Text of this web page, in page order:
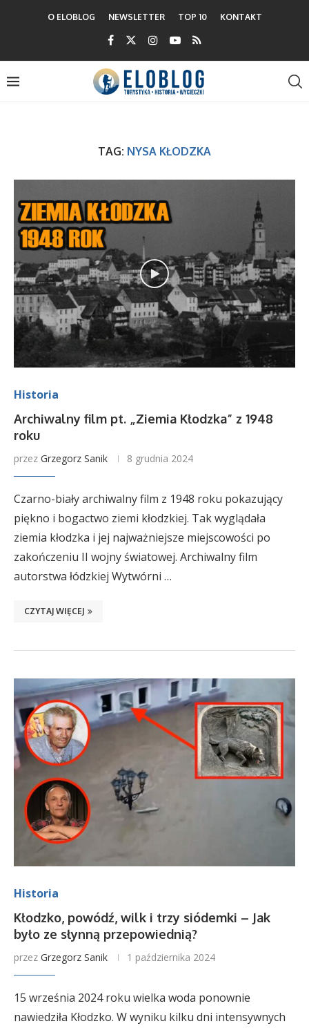
O ELOBLOG NEWSLETTER TOP 10 KONTAKT
TAG: NYSA KŁODZKA
Historia
Archiwalny film pt. „Ziemia Kłodzka” z 1948
roku
przez Grzegorz Sanik 8 grudnia 2024
Czarno-biały archiwalny film z 1948 roku pokazujący
piękno i bogactwo ziemi kłodzkiej. Tak wyglądała
ziemia kłodzka i jej najważniejsze miejscowości po
zakończeniu II wojny światowej. Archiwalny film
autorstwa łódzkiej Wytwórni …
CZYTAJ WIĘCEJ
Historia
Kłodzko, powódź, wilk i trzy siódemki – Jak
było ze słynną przepowiednią?
przez Grzegorz Sanik 1 października 2024
15 września 2024 roku wielka woda ponownie
nawiedziła Kłodzko. W wyniku kilku dni intensywnych